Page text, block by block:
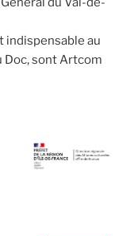
indispensable au
Doc, sont Artcom